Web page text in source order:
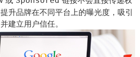
升品牌在不同平台上的曝光度，吸引
建立用户信任。